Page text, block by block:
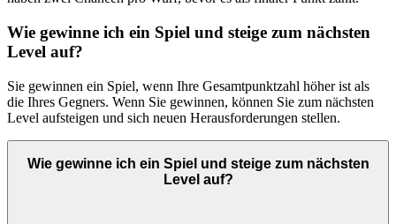
Wie gewinne ich ein Spiel und steige zum nächsten
Level auf?
Sie gewinnen ein Spiel, wenn Ihre Gesamtpunktzahl höher ist als
die Ihres Gegners. Wenn Sie gewinnen, können Sie zum nächsten
Level aufsteigen und sich neuen Herausforderungen stellen.
Wie gewinne ich ein Spiel und steige zum nächsten
Level auf?